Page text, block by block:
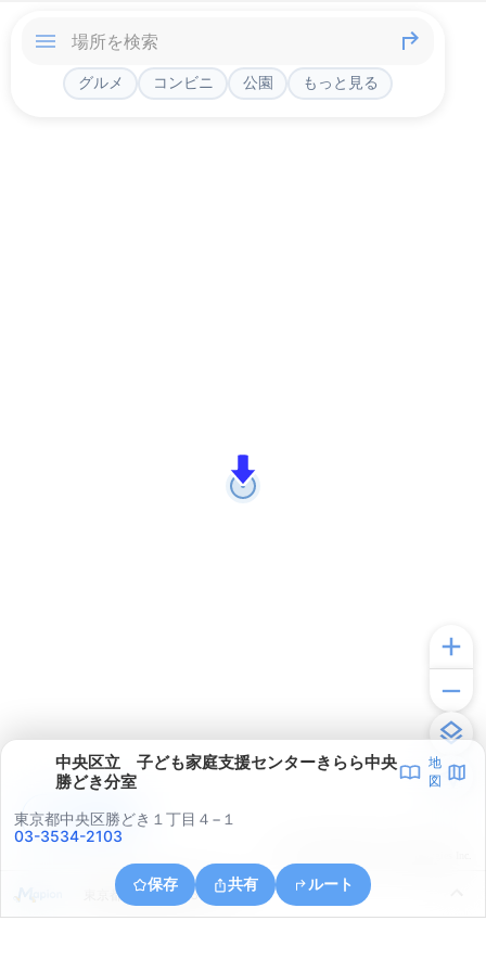
グルメ コンビニ 公園 もっと見る
中央区立 子ども家庭支援センターきらら中央
勝どき分室
地
図
東京都中央区勝どき１丁目４−１
03-3534-2103
保存 共有 ルート
東京都江東区豊洲６丁目３
アプリで見る